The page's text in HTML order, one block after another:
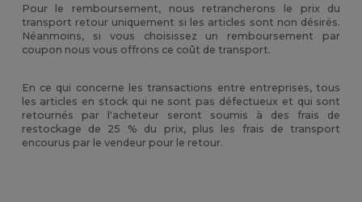
Pour le remboursement, nous retrancherons le prix du
transport retour uniquement si les articles sont non désirés.
Néanmoins, si vous choisissez un remboursement par
coupon nous vous offrons ce coût de transport.
En ce qui concerne les transactions entre entreprises, tous
les articles en stock qui ne sont pas défectueux et qui sont
retournés par l'acheteur seront soumis à des frais de
restockage de 25 % du prix, plus les frais de transport
encourus par le vendeur pour le retour.